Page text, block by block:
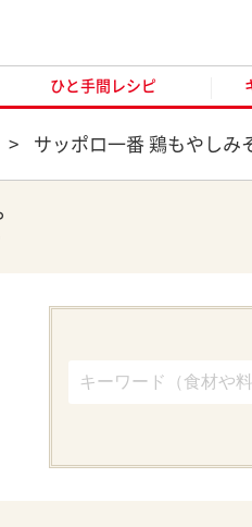
ひと手間レシピ
> サッポロ一番 鶏もやしみ